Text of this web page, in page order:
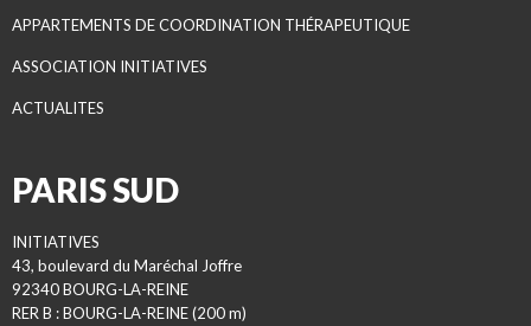
APPARTEMENTS DE COORDINATION THÉRAPEUTIQUE
ASSOCIATION INITIATIVES
ACTUALITES
PARIS SUD
INITIATIVES
43, boulevard du Maréchal Joffre
92340 BOURG-LA-REINE
RER B : BOURG-LA-REINE (200 m)